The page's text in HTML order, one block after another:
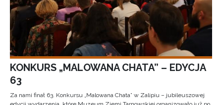
KONKURS „MALOWANA CHATA” – EDYCJA
63
Za nami finał 63. Konkursu „Malowana Chata” w Zalipiu – jubileuszowej